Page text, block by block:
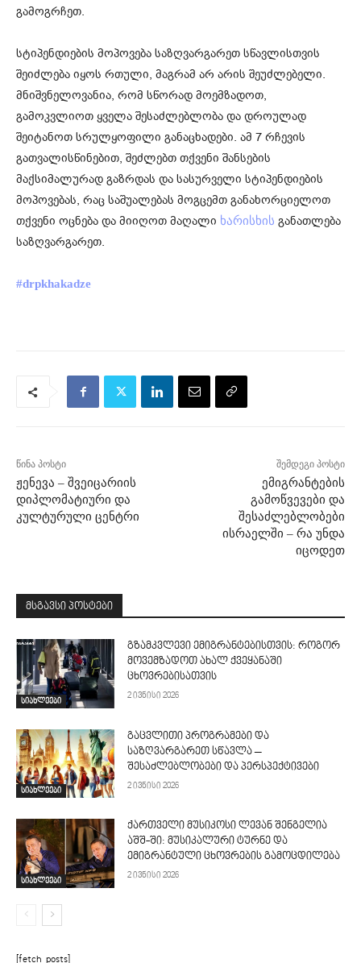
გამოგრჩეთ.
სტიპენდიების მოპოვება საზღვარგარეთ სწავლისთვის
შეიძლება იყოს რთული, მაგრამ არ არის შეუძლებელი.
მნიშვნელოვანია, რომ სწორად მოემზადოთ,
გამოკვლიოთ ყველა შესაძლებლობა და დროულად
შეიტანოთ სრულყოფილი განაცხადები. ამ 7 რჩევის
გათვალისწინებით, შეძლებთ თქვენი შანსების
მაქსიმალურად გაზრდას და სასურველი სტიპენდიების
მოპოვებას, რაც საშუალებას მოგცემთ განახორციელოთ
თქვენი ოცნება და მიიღოთ მაღალი ხარისხის განათლება
საზღვარგარეთ.
#drpkhakadze
წინა პოსტი
ჟენევა – შვეიცარიის
დიპლომატიური და
კულტურული ცენტრი
შემდეგი პოსტი
ემიგრანტების
გამოწვევები და
შესაძლებლობები
ისრაელში – რა უნდა
იცოდეთ
მსგავსი პოსტები
სიახლეები
გზამკვლევი ემიგრანტებისთვის: როგორ
მოვემზადოთ ახალ ქვეყანაში
ცხოვრებისათვის
2 ივნისი 2026
სიახლეები
გაცვლითი პროგრამები და
საზღვარგარეთ სწავლა –
შესაძლებლობები და პერსპექტივები
2 ივნისი 2026
სიახლეები
ქართველი მუსიკოსი ლევან შენგელია
აშშ-ში: მუსიკალური ტურნე და
ემიგრანტული ცხოვრების გამოცდილება
2 ივნისი 2026
[fetch_posts]